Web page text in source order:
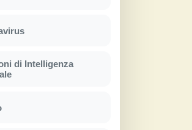
di Intelligenza